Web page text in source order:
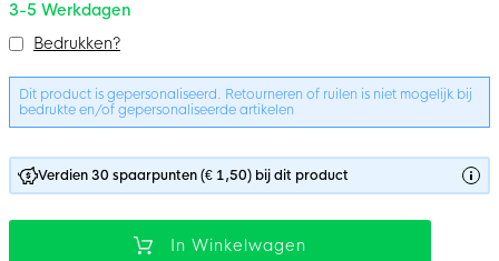
3-5 Werkdagen
Bundelopties
Bedrukken?
Dit product is gepersonaliseerd. Retourneren of ruilen is niet mogelijk bij
bedrukte en/of gepersonaliseerde artikelen
Verdien 30 spaarpunten (€ 1,50) bij dit product
In Winkelwagen